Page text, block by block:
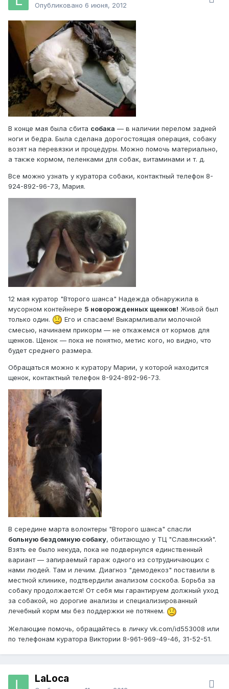
Опубликовано 6 июня, 2012
В конце мая была сбита собака — в наличии перелом задней
ноги и бедра. Была сделана дорогостоящая операция, собаку
возят на перевязки и процедуры. Можно помочь материально,
а также кормом, пеленками для собак, витаминами и т. д.
Все можно узнать у куратора собаки, контактный телефон 8-
924-892-96-73, Мария.
12 мая куратор "Второго шанса" Надежда обнаружила в
мусорном контейнере 5 новорожденных щенков! Живой был
только один.
Его и спасаем! Выкармливали молочной
смесью, начинаем прикорм — не откажемся от кормов для
щенков. Щенок — пока не понятно, метис кого, но видно, что
будет среднего размера.
Обращаться можно к куратору Марии, у которой находится
щенок, контактный телефон 8-924-892-96-73.
В середине марта волонтеры "Второго шанса" спасли
больную бездомную собаку, обитающую у ТЦ "Славянский".
Взять ее было некуда, пока не подвернулся единственный
вариант — запираемый гараж одного из сотрудничающих с
нами людей. Там и лечим. Диагноз "демодекоз" поставили в
местной клинике, подтвердили анализом соскоба. Борьба за
собаку продолжается! От себя мы гарантируем должный уход
за собакой, но дорогие анализы и специализированный
лечебный корм мы без поддержки не потянем.
Желающие помочь, обращайтесь в личку vk.com/id553008 или
по телефонам куратора Виктории 8-961-969-49-46, 31-52-51.
LaLoca